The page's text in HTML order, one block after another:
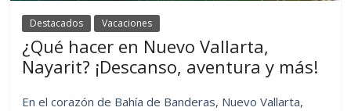
Destacados Vacaciones
¿Qué hacer en Nuevo Vallarta,
Nayarit? ¡Descanso, aventura y más!
En el corazón de Bahía de Banderas, Nuevo Vallarta,